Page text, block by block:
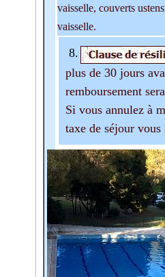
vaisselle, couverts
vaisselle.
8.
plus de 30 jours
remboursement
Si vous annulez à
taxe de séjour vous